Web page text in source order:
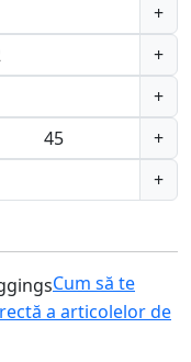
+
+
+
+
+
Cum să te
a articolelor de